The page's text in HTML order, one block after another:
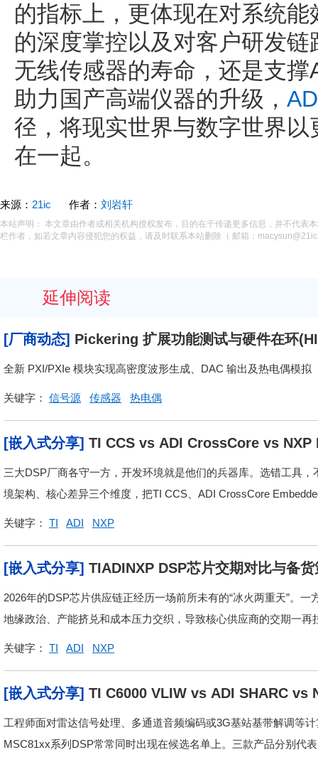
的指标上，更体现在对系统
的深度掌控以及对客户研发
无线传感器的寿命，还是支
助力国产高端仪器的升级，
径，将现实世界与数字世界
在一起。
来源： 21ic 作者： 刘岩轩
本站声明： 本文章由作者或相关机构授权发布，目的在于传递更多信息，并不代表
栏作者，如若文章内容侵犯您的权益，请及时联系本站删除（ 邮箱：
延伸阅读
[厂商动态] Pickering 扩展功能测试与硬件在环
全新 PXI/PXIe 模块实现高密度波形生成、DAC 输出及热电偶模拟
关键字： 信号源 传感器 热电偶
[嵌入式分享] TI CCS vs ADI CrossCore vs NXP
三大DSP厂商各守一方，开发环境就是他们的兵器库。选错工具
境架构、核心差异三个维度，把TI CCS、ADI CrossCore
关键字： TI ADI NXP
[嵌入式分享] TIADINXP DSP芯片交期对比与备
2026年的DSP芯片供应链正经历一场前所未有的“冰火两重天”。
地缘政治、产能挤兑和成本压力交织，导致核心供应商的交期一再
关键字： TI ADI NXP
[嵌入式分享] TI C6000 VLIW vs ADI SHARC vs
工程师面对雷达信号处理、多通道音频编码或3G基站基带解调等
MSC81xx系列DSP常常同时出现在候选名单上。三款产品分别代